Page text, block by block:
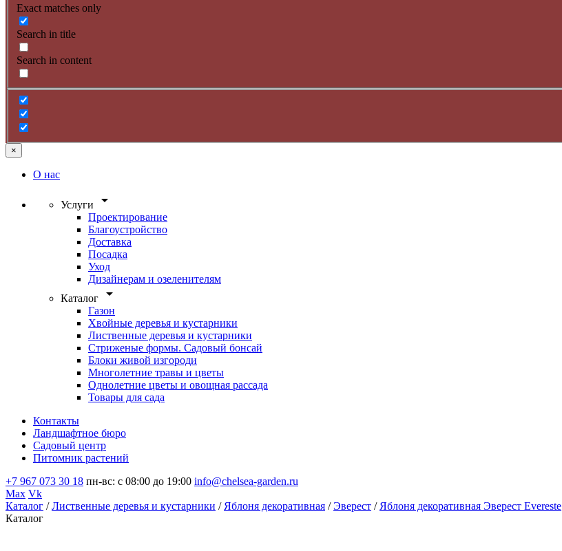
Exact matches only
Search in title
Search in content
×
О нас
Услуги arrow_drop_down
Проектирование
Благоустройство
Доставка
Посадка
Уход
Дизайнерам и озеленителям
Каталог
arrow_drop_down
Газон
Хвойные деревья и кустарники
Лиственные деревья и кустарники
Стриженые формы. Садовый бонсай
Блоки живой изгороди
Многолетние травы и цветы
Однолетние цветы и овощная рассада
Товары для сада
Контакты
Ландшафтное бюро
Садовый центр
Питомник растений
+7 967 073 30 18 пн-вс: с 08:00 до 19:00 info@chelsea-garden.ru
Max Vk
Каталог /Лиственные деревья и кустарники / Яблоня декоративная /Эверест / Яблоня декоративная Эверест Evereste
Каталог